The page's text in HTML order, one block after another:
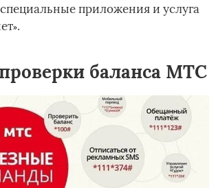
приложения и услуга
».
баланса МТС